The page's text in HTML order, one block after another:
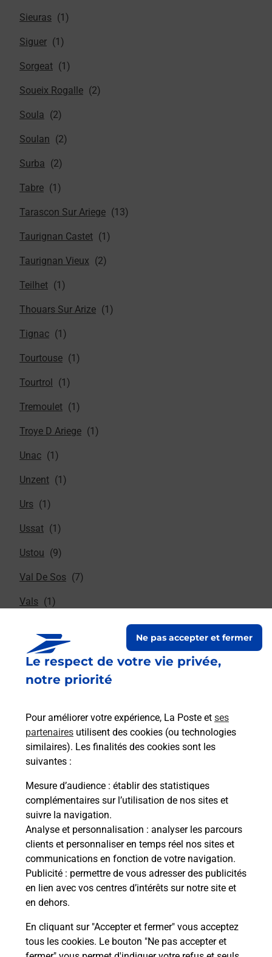
Le respect de votre vie privée,
notre priorité
Pour améliorer votre expérience, La Poste et ses
partenaires utilisent des cookies (ou technologies
similaires). Les finalités des cookies sont les
suivantes :
Mesure d’audience : établir des statistiques
complémentaires sur l’utilisation de nos sites et
suivre la navigation.
Analyse et personnalisation : analyser les parcours
clients et personnaliser en temps réel nos sites et
communications en fonction de votre navigation.
Publicité : permettre de vous adresser des publicités
en lien avec vos centres d’intérêts sur notre site et
en dehors.
En cliquant sur "Accepter et fermer" vous acceptez
tous les cookies. Le bouton "Ne pas accepter et
Ne pas accepter et fermer
Sieuras
Siguer
Sorgeat
Soueix Rogalle
Soula
Soulan
Surba
Tabre
Tarascon Sur Ariege
Taurignan Castet
Taurignan Vieux
Teilhet
Thouars Sur Arize
Tignac
Tourtouse
Tourtrol
Tremoulet
Troye D Ariege
Unac
Unzent
Urs
Ussat
Ustou
Val De Sos
Vals
Vaychis
Vebre
Verdun
Vernajoul
Verniolle
Villeneuve D Olmes
Villeneuve Du Latou
Villeneuve Du Pareage
Vira